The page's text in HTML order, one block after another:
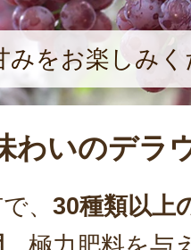
ですね」と、笑
みをお楽しみ
わいのデラ
、 30種類以上